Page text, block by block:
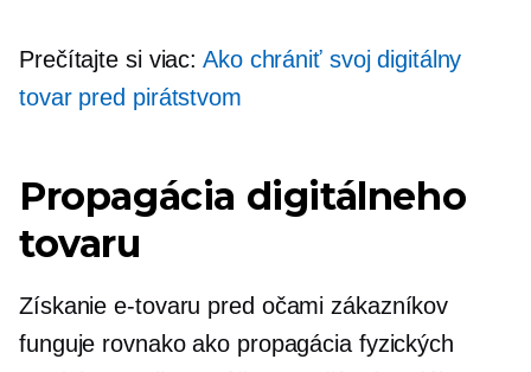
Prečítajte si viac: Ako chrániť svoj digitálny
tovar pred pirátstvom
Propagácia digitálneho
tovaru
Získaniee-tovaru pred očami zákazníkov
funguje rovnako ako propagácia fyzických